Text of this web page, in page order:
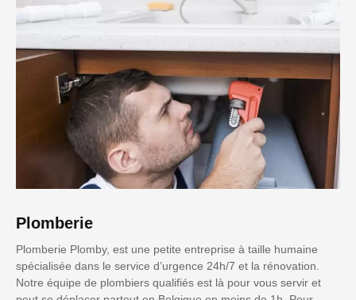
Plomberie
Plomberie Plomby, est une petite entreprise à taille humaine
spécialisée dans le service d’urgence 24h/7 et la rénovation.
Notre équipe de plombiers qualifiés est là pour vous servir et